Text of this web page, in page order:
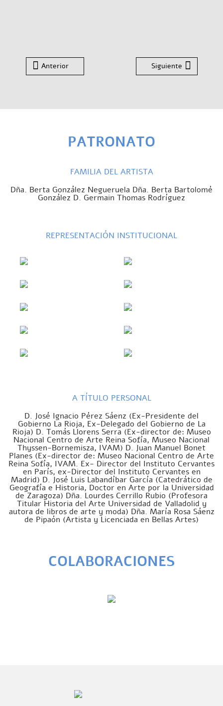
Anterior Siguiente
PATRONATO
FAMILIA DEL ARTISTA
Dña. Berta González Negueruela Dña. Berta Bartolomé
González D. Germain Thomas Rodríguez
REPRESENTACIÓN INSTITUCIONAL
A TÍTULO PERSONAL
D. José Ignacio Pérez Sáenz (Ex-Presidente del
Gobierno La Rioja, Ex-Delegado del Gobierno de La
Rioja) D. Tomás Llorens Serra (Ex-director de: Museo
Nacional Centro de Arte Reina Sofía, Museo Nacional
Thyssen-Bornemisza, IVAM) D. Juan Manuel Bonet
Planes (Ex-director de: Museo Nacional Centro de Arte
Reina Sofía, IVAM. Ex- Director del Instituto Cervantes
en París, ex-Director del Instituto Cervantes en
Madrid) D. José Luis Labandíbar García (Catedrático de
Geografía e Historia, Doctor en Arte por la Universidad
de Zaragoza) Dña. Lourdes Cerrillo Rubio (Profesora
Titular Historia del Arte Universidad de Valladolid y
autora de libros de arte y moda) Dña. María Rosa Sáenz
de Pipaón (Artista y Licenciada en Bellas Artes)
COLABORACIONES